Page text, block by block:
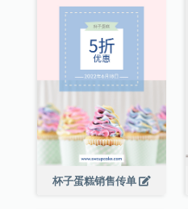
杯子蛋糕销售传单